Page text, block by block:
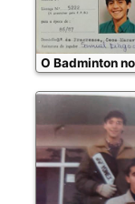
O Badminton